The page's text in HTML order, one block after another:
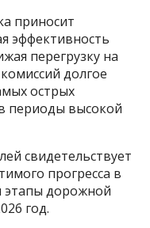
приносит
эффективность
перегрузку на
долгое
острых
периоды высокой
свидетельствует
прогресса в
этапы дорожной
год.